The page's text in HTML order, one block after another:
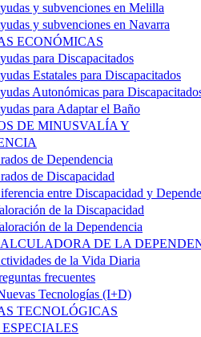
y subvenciones en Melilla
y subvenciones en Navarra
ECONÓMICAS
para Discapacitados
Estatales para Discapacitados
Autonómicas para
para Adaptar el Baño
DE MINUSVALÍA Y
de Dependencia
de Discapacidad
entre Discapacidad y
de la Discapacidad
de la Dependencia
DE LA
de la Vida Diaria
frecuentes
Tecnologías (I+D)
TECNOLÓGICAS